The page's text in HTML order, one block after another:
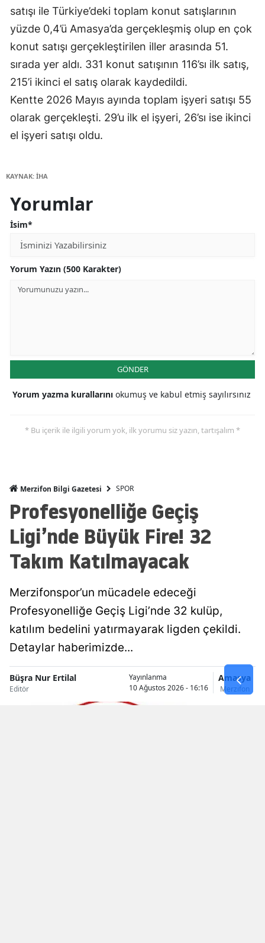
satışı ile Türkiye’deki toplam konut satışlarının
yüzde 0,4’ü Amasya’da gerçekleşmiş olup en çok
konut satışı gerçekleştirilen iller arasında 51.
sırada yer aldı. 331 konut satışının 116’sı ilk satış,
215’i ikinci el satış olarak kaydedildi.
Kentte 2026 Mayıs ayında toplam işyeri satışı 55
olarak gerçekleşti. 29’u ilk el işyeri, 26’sı ise ikinci
el işyeri satışı oldu.
KAYNAK: İHA
Yorumlar
İsim*
Yorum Yazın (500 Karakter)
GÖNDER
Yorum yazma kurallarını okumuş ve kabul etmiş sayılırsınız
* Bu içerik ile ilgili yorum yok, ilk yorumu siz yazın, tartışalım *
Merzifon Bilgi Gazetesi SPOR
Profesyonelliğe Geçiş
Ligi’nde Büyük Fire! 32
Takım Katılmayacak
Merzifonspor’un mücadele edeceği
Profesyonelliğe Geçiş Ligi’nde 32 kulüp,
katılım bedelini yatırmayarak ligden çekildi.
Detaylar haberimizde...
Büşra Nur Ertilal
Editör
Yayınlanma
10 Ağustos 2026 - 16:16
Amasya
Merzifon